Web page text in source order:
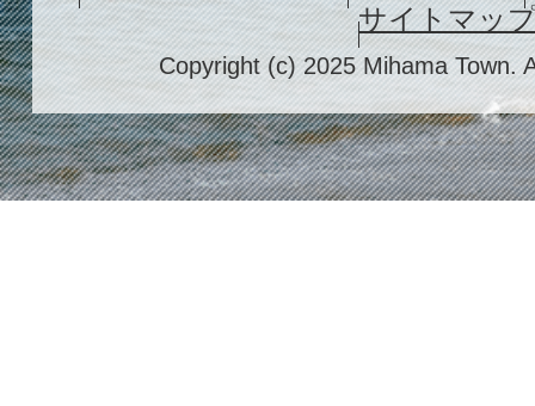
サイトマッ
Copyright (c) 2025 Mihama Town.